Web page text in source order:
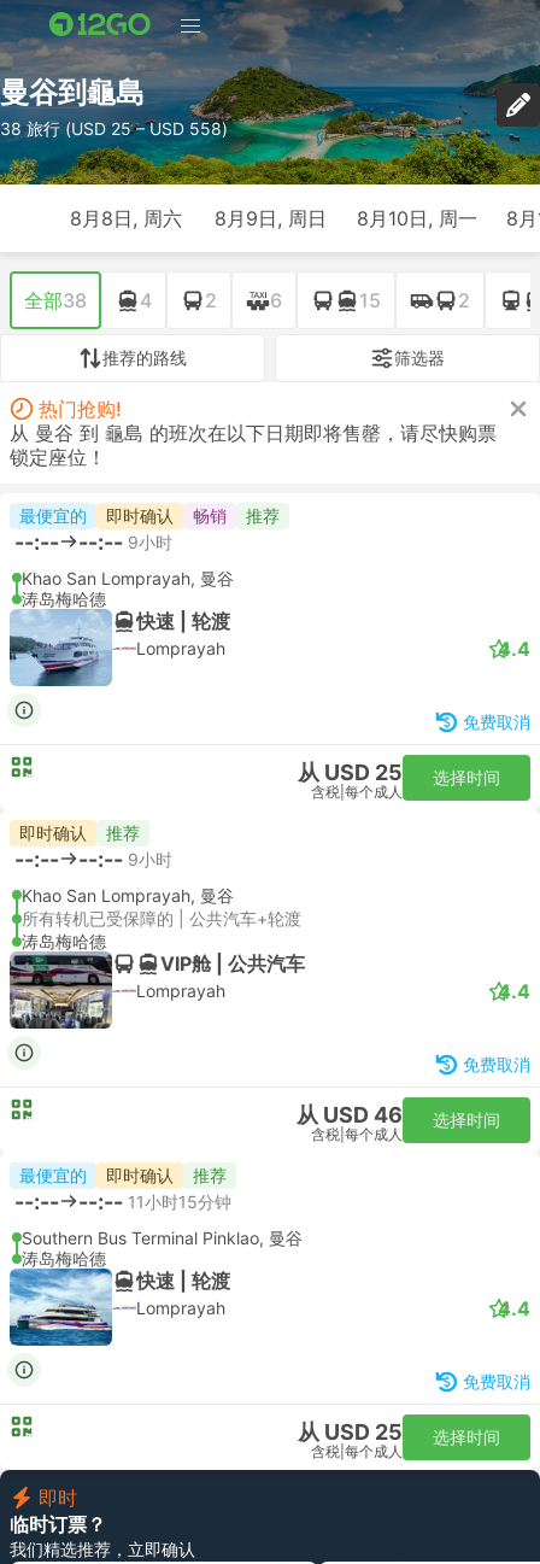
曼谷到龜島
38 旅行 (USD 25 – USD 558)
8月8日, 周六 8月9日, 周日 8月10日, 周一 8
全部38 4 2 6 15 2
推荐的路线 筛选器
热门抢购!
从 曼谷 到 龜島 的班次在以下日期即将售罄，请尽快购票
锁定座位！
最便宜的 即时确认 畅销 推荐
--:-- --:-- 9小时
Khao San Lomprayah, 曼谷
涛岛梅哈德
快速 | 轮渡
Lomprayah 4.4
免费取消
从 USD 25
含税 每个成人
选择时间
即时确认 推荐
--:-- --:-- 9小时
Khao San Lomprayah, 曼谷
所有转机已受保障的 | 公共汽车+轮渡
涛岛梅哈德
VIP舱 | 公共汽车
Lomprayah 4.4
免费取消
从 USD 46
含税 每个成人
选择时间
最便宜的 即时确认 推荐
--:-- --:-- 11小时15分钟
Southern Bus Terminal Pinklao, 曼谷
涛岛梅哈德
快速 | 轮渡
Lomprayah 4.4
免费取消
从 USD 25
含税 每个成人
选择时间
即时
临时订票？
我们精选推荐，立即确认